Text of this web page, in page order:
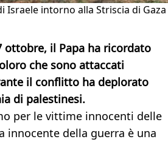
Israele intorno alla Striscia di Gaza
ottobre, il Papa ha ricordato
che sono attaccati
il conflitto ha deplorato
di palestinesi.
per le vittime innocenti delle
innocente della guerra è una